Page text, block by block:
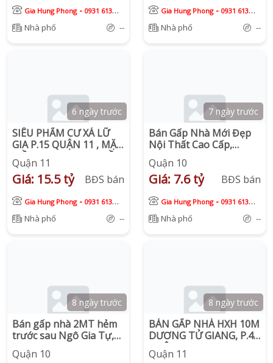
Gia Hung Phong- 0931 613
913 Nhà phố --
Gia Hung Phong- 0931 613
913 Nhà phố --
6 ngày trước
SIÊU PHẨM CƯ XÁ LỮ
GIA P.15 QUẬN 11 , MẶT
TIỀN KINH DOANH SẦM
UẤT, NGAY ĐH BÁCH
KHOA
Quận 11
Giá: 15.5 tỷ BĐS bán
Gia Hung Phong- 0931 613
913 Nhà phố --
7 ngày trước
Bán Gấp Nhà Mới Đẹp
Nội Thất Cao Cấp,
Trung Tâm Quận 10,
Chỉ 7,6 Tỷ
Quận 10
Giá: 7.6 tỷ BĐS bán
Gia Hung Phong- 0931 613
913 Nhà phố --
8 ngày trước
Bán gấp nhà 2MT hẻm
trước sau Ngô Gia Tự,
Phường 9, Quận 10.
Quận 10
8 ngày trước
BÁN GẤP NHÀ HXH 10M
DƯƠNG TỬ GIANG, P.4,
QUẬN 11
Quận 11